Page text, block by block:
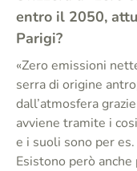
entro il 2050,
Parigi?
«Zero emissioni
serra di origine
dall’atmosfera
avviene tramite i
e i suoli sono per
Esistono però